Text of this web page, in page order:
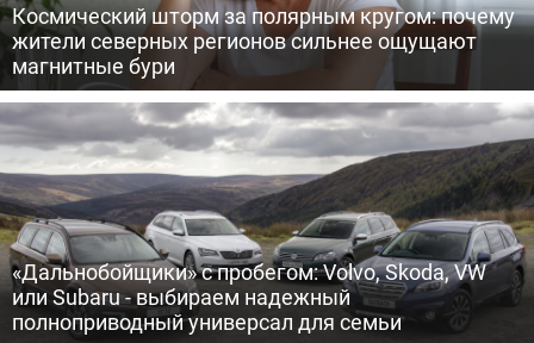
Космический шторм за полярным кругом: почему
жители северных регионов сильнее ощущают
магнитные бури
«Дальнобойщики» с пробегом: Volvo, Skoda, VW
или Subaru - выбираем надежный
полноприводный универсал для семьи